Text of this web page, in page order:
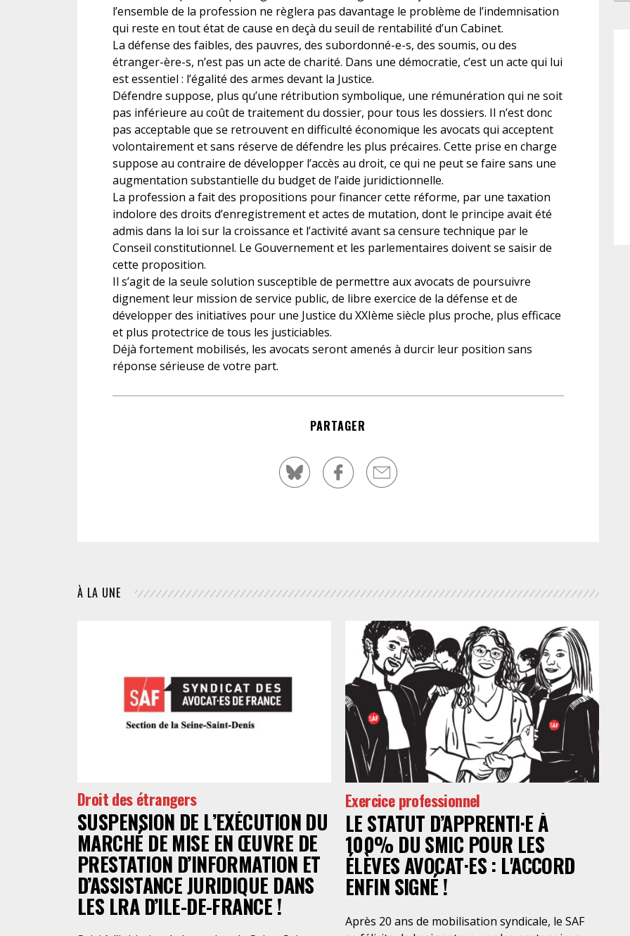
l’ensemble de la profession ne règlera pas davantage le problème de l’indemnisation
qui reste en tout état de cause en deçà du seuil de rentabilité d’un Cabinet.
La défense des faibles, des pauvres, des subordonné-e-s, des soumis, ou des
étranger-ère-s, n’est pas un acte de charité. Dans une démocratie, c’est un acte qui lui
est essentiel : l’égalité des armes devant la Justice.
Défendre suppose, plus qu’une rétribution symbolique, une rémunération qui ne soit
pas inférieure au coût de traitement du dossier, pour tous les dossiers. Il n’est donc
pas acceptable que se retrouvent en difficulté économique les avocats qui acceptent
volontairement et sans réserve de défendre les plus précaires. Cette prise en charge
suppose au contraire de développer l’accès au droit, ce qui ne peut se faire sans une
augmentation substantielle du budget de l’aide juridictionnelle.
La profession a fait des propositions pour financer cette réforme, par une taxation
indolore des droits d’enregistrement et actes de mutation, dont le principe avait été
admis dans la loi sur la croissance et l’activité avant sa censure technique par le
Conseil constitutionnel. Le Gouvernement et les parlementaires doivent se saisir de
cette proposition.
Il s’agit de la seule solution susceptible de permettre aux avocats de poursuivre
dignement leur mission de service public, de libre exercice de la défense et de
développer des initiatives pour une Justice du XXIème siècle plus proche, plus efficace
et plus protectrice de tous les justiciables.
Déjà fortement mobilisés, les avocats seront amenés à durcir leur position sans
réponse sérieuse de votre part.
PARTAGER
À LA UNE
Droit des étrangers
SUSPENSION DE L’EXÉCUTION DU
MARCHÉ DE MISE EN ŒUVRE DE
PRESTATION D’INFORMATION ET
D’ASSISTANCE JURIDIQUE DANS
LES LRA D’ILE-DE-FRANCE !
Exercice professionnel
LE STATUT D’APPRENTI·E À
100% DU SMIC POUR LES
ÉLÈVES AVOCAT·ES : L'ACCORD
ENFIN SIGNÉ !
Après 20 ans de mobilisation syndicale, le SAF
de